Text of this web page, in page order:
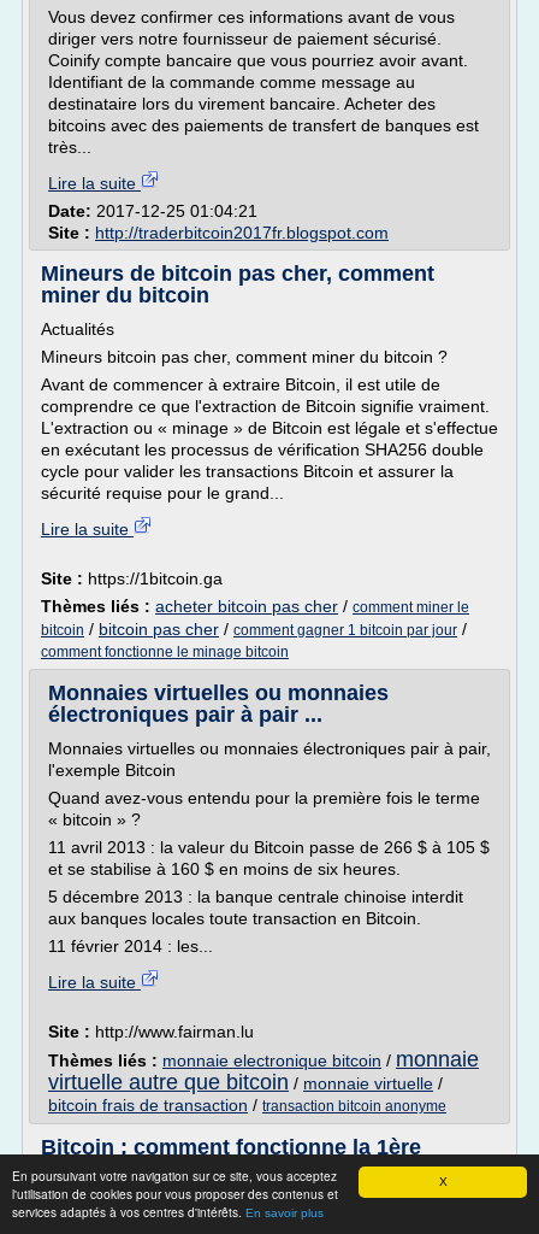
X
En poursuivant votre navigation sur ce site, vous acceptez
l'utilisation de cookies pour vous proposer des contenus et
services adaptés à vos centres d'intérêts. En savoir plus
Vous devez confirmer ces informations avant de vous
diriger vers notre fournisseur de paiement sécurisé.
Coinify compte bancaire que vous pourriez avoir avant.
Identifiant de la commande comme message au
destinataire lors du virement bancaire. Acheter des
bitcoins avec des paiements de transfert de banques est
très...
Lire la suite
Date: 2017-12-25 01:04:21
Site : http://traderbitcoin2017fr.blogspot.com
Mineurs de bitcoin pas cher, comment
miner du bitcoin
Actualités
Mineurs bitcoin pas cher, comment miner du bitcoin ?
Avant de commencer à extraire Bitcoin, il est utile de
comprendre ce que l'extraction de Bitcoin signifie vraiment.
L'extraction ou « minage » de Bitcoin est légale et s'effectue
en exécutant les processus de vérification SHA256 double
cycle pour valider les transactions Bitcoin et assurer la
sécurité requise pour le grand...
Lire la suite
Site : https://1bitcoin.ga
Thèmes liés : acheter bitcoin pas cher / comment miner le
bitcoin / bitcoin pas cher / comment gagner 1 bitcoin par jour /
comment fonctionne le minage bitcoin
Monnaies virtuelles ou monnaies
électroniques pair à pair ...
Monnaies virtuelles ou monnaies électroniques pair à pair,
l'exemple Bitcoin
Quand avez-vous entendu pour la première fois le terme
« bitcoin » ?
11 avril 2013 : la valeur du Bitcoin passe de 266 $ à 105 $
et se stabilise à 160 $ en moins de six heures.
5 décembre 2013 : la banque centrale chinoise interdit
aux banques locales toute transaction en Bitcoin.
11 février 2014 : les...
Lire la suite
Site : http://www.fairman.lu
Thèmes liés : monnaie electronique bitcoin / monnaie
virtuelle autre que bitcoin / monnaie virtuelle /
bitcoin frais de transaction / transaction bitcoin anonyme
Bitcoin : comment fonctionne la 1ère
monnaie numérique ...
Bitcoin constitue la première expérience de monnaie
virtuelle à l'échelle du Web. Quelles ont été les motivations